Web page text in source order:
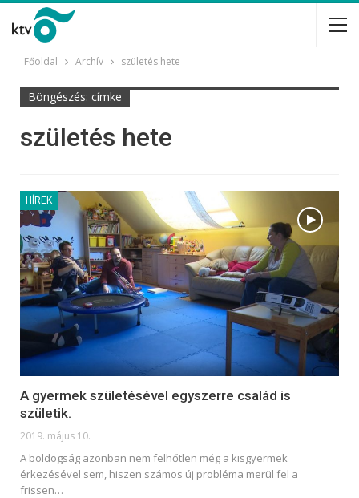
Főoldal Archív születés hete
Böngészés: címke
születés hete
HÍREK
A gyermek születésével egyszerre család is
születik.
2019. május 10.
A boldogság azonban nem felhőtlen még a kisgyermek
érkezésével sem, hiszen számos új probléma merül fel a
frissen…